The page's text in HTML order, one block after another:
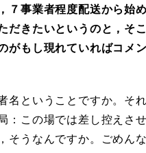
７事業者程度配送から始
だきたいというのと，そ
がもし現れていればコメ
名ということですか。そ
：この場では差し控えさ
そうなんですか。ごめん